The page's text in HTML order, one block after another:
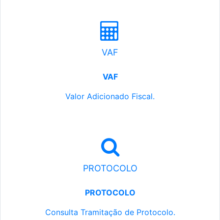
VAF
VAF
Valor Adicionado Fiscal.
PROTOCOLO
PROTOCOLO
Consulta Tramitação de Protocolo.